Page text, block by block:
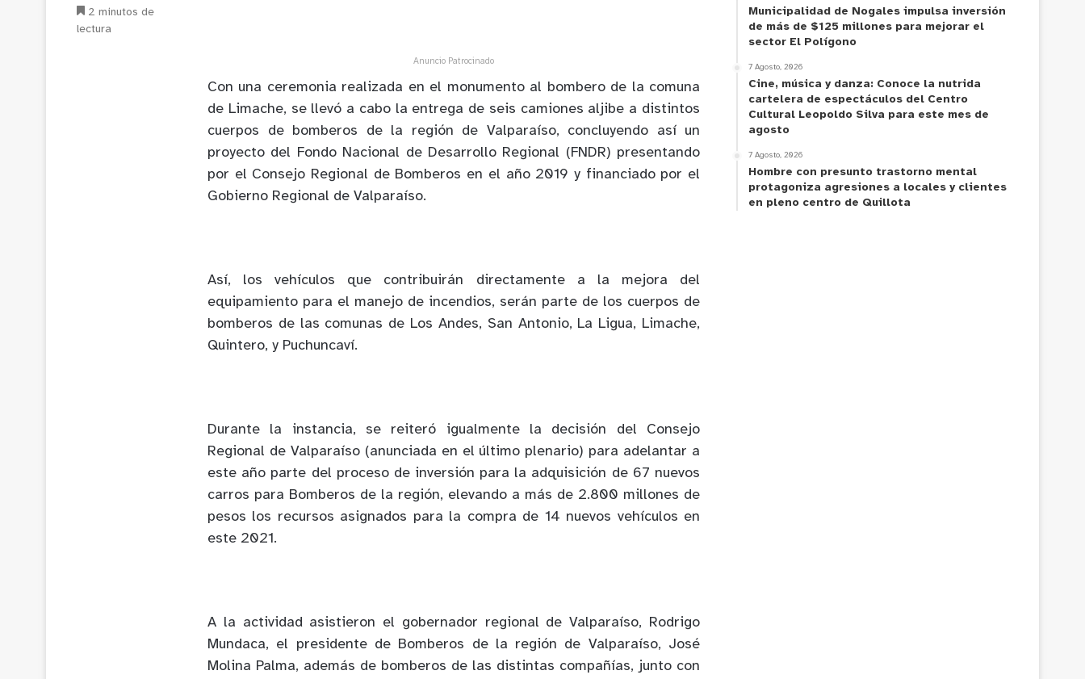
Anuncio Patrocinado
Con una ceremonia realizada en el monumento al bombero de la comuna
de Limache, se llevó a cabo la entrega de seis camiones aljibe a distintos
cuerpos de bomberos de la región de Valparaíso, concluyendo así un
proyecto del Fondo Nacional de Desarrollo Regional (FNDR) presentando
por el Consejo Regional de Bomberos en el año 2019 y financiado por el
Gobierno Regional de Valparaíso.
Así, los vehículos que contribuirán directamente a la mejora del
equipamiento para el manejo de incendios, serán parte de los cuerpos de
bomberos de las comunas de Los Andes, San Antonio, La Ligua, Limache,
Quintero, y Puchuncaví.
Durante la instancia, se reiteró igualmente la decisión del Consejo
Regional de Valparaíso (anunciada en el último plenario) para adelantar a
este año parte del proceso de inversión para la adquisición de 67 nuevos
carros para Bomberos de la región, elevando a más de 2.800 millones de
pesos los recursos asignados para la compra de 14 nuevos vehículos en
este 2021.
A la actividad asistieron el gobernador regional de Valparaíso, Rodrigo
Mundaca, el presidente de Bomberos de la región de Valparaíso, José
Molina Palma, además de bomberos de las distintas compañías, junto con
2 minutos de
lectura
Municipalidad de Nogales impulsa inversión
de más de $125 millones para mejorar el
sector El Polígono
7 Agosto, 2026
Cine, música y danza: Conoce la nutrida
cartelera de espectáculos del Centro
Cultural Leopoldo Silva para este mes de
agosto
7 Agosto, 2026
Hombre con presunto trastorno mental
protagoniza agresiones a locales y clientes
en pleno centro de Quillota